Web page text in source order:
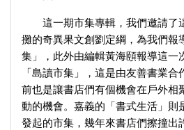
這一期市集專輯，我們邀請了
攤的奇異果文創劉定綱，為我們報
集」，此外由編輯黃海頤報導這一
「島讀市集」，這是由友善書業
前也是讓書店們有個機會在戶外相
動的機會。嘉義的「書式生活」則
發起的市集，幾年來書店們擦撞出